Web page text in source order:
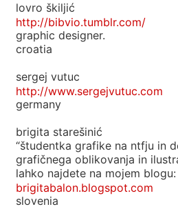
lovro škiljić
http://bibvio.tumblr.com/
graphic designer.
croatia
sergej vutuc
http://www.sergejvutuc.com
germany
brigita starešinić
“študentka grafike na ntfju in
grafičnega oblikovanja in
lahko najdete na mojem blogu:
brigitabalon.blogspot.com
slovenia